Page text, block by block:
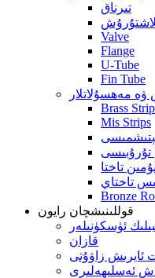
تىرناق
Valve
Flange
U-Tube
Fin Tube
مەھسۇلاتلار
Brass
Mis Strips
تۇرۇبىسى
تاختا
تاختاي
Bronze
قوللىنىشچان رايون
ئۈسكۈنىلەر
قازان
ئايرىش زاۋۇتى
ئەسلىھەلىرى